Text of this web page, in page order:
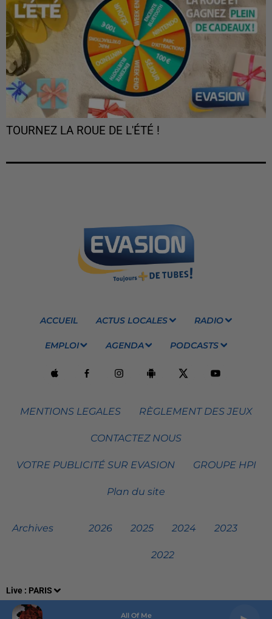
Live : PARIS
All Of Me
TOURNEZ LA ROUE DE L'ÉTÉ !
ACCUEIL ACTUS LOCALES RADIO
EMPLOI AGENDA PODCASTS
MENTIONS LEGALES RÈGLEMENT DES JEUX
CONTACTEZ NOUS
VOTRE PUBLICITÉ SUR EVASION GROUPE HPI
Plan du site
Archives 2026 2025 2024 2023
2022